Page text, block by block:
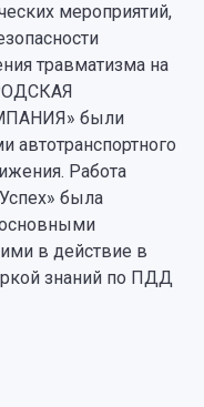
мероприятий,
травматизма на
были
автотранспортного
Работа
была
в действие в
знаний по ПДД